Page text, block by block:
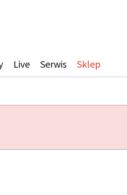
Live Serwis Sklep